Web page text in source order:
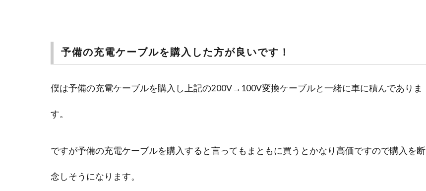
予備の充電ケーブルを購入した方が良いです！
僕は予備の充電ケーブルを購入し上記の200V→100V変換ケーブルと一緒に車に積んでありま
す。
ですが予備の充電ケーブルを購入すると言ってもまともに買うとかなり高価ですので購入を断
念しそうになります。